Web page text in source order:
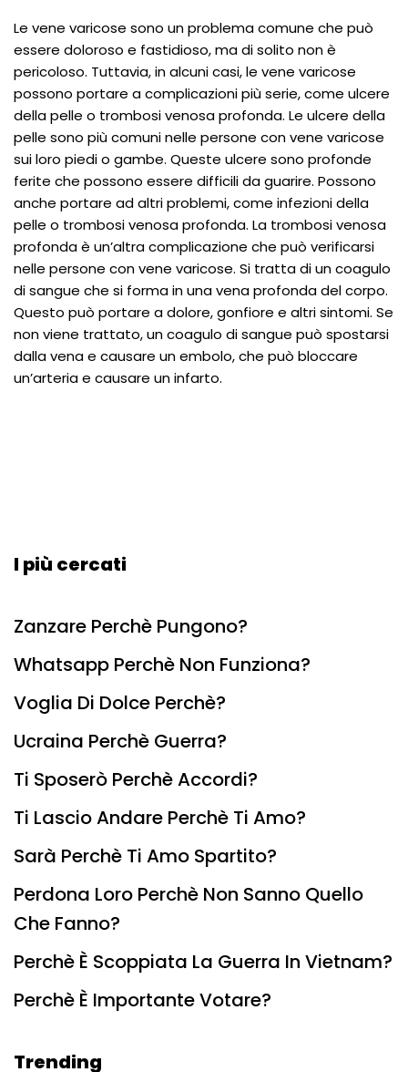
Le vene varicose sono un problema comune che può
essere doloroso e fastidioso, ma di solito non è
pericoloso. Tuttavia, in alcuni casi, le vene varicose
possono portare a complicazioni più serie, come ulcere
della pelle o trombosi venosa profonda. Le ulcere della
pelle sono più comuni nelle persone con vene varicose
sui loro piedi o gambe. Queste ulcere sono profonde
ferite che possono essere difficili da guarire. Possono
anche portare ad altri problemi, come infezioni della
pelle o trombosi venosa profonda. La trombosi venosa
profonda è un’altra complicazione che può verificarsi
nelle persone con vene varicose. Si tratta di un coagulo
di sangue che si forma in una vena profonda del corpo.
Questo può portare a dolore, gonfiore e altri sintomi. Se
non viene trattato, un coagulo di sangue può spostarsi
dalla vena e causare un embolo, che può bloccare
un’arteria e causare un infarto.
I più cercati
Zanzare Perchè Pungono?
Whatsapp Perchè Non Funziona?
Voglia Di Dolce Perchè?
Ucraina Perchè Guerra?
Ti Sposerò Perchè Accordi?
Ti Lascio Andare Perchè Ti Amo?
Sarà Perchè Ti Amo Spartito?
Perdona Loro Perchè Non Sanno Quello
Che Fanno?
Perchè È Scoppiata La Guerra In Vietnam?
Perchè È Importante Votare?
Trending